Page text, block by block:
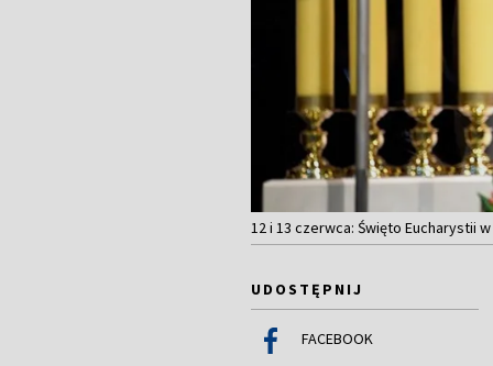
12 i 13 czerwca: Święto Eucharystii
UDOSTĘPNIJ
FACEBOOK